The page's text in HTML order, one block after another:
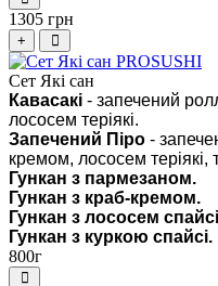
1305 грн
+
Сет Які сан
Кавасакі - запечений
лососем теріякі.
Запечений Піро -
кремом, лососем
Гункан з пармезаном.
Гункан з краб-кремом.
Гункан з лососем
Гункан з куркою спайсі.
800г